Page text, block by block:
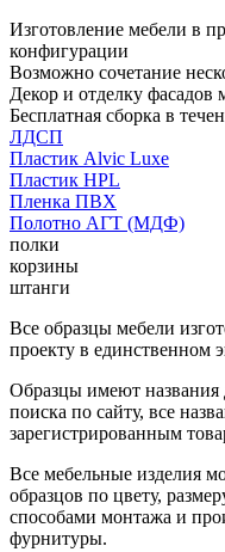
Изготовление мебели в
конфигурации
Возможно сочетание
Декор и отделку
Бесплатная сборка в
ЛДСП
Пластик Alvic Luxe
Пластик HPL
Пленка ПВХ
Полотно АГТ (МДФ)
полки
корзины
штанги
Все образцы мебели
проекту в единственном
Образцы имеют названия
поиска по сайту, все
зарегистрированным
Все мебельные изделия
образцов по цвету,
способами монтажа и
фурнитуры.